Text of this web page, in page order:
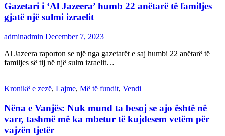
Gazetari i ‘Al Jazeera’ humb 22 anëtarë të familjes
gjatë një sulmi izraelit
adminadmin December 7, 2023
Al Jazeera raporton se një nga gazetarët e saj humbi 22 anëtarë të
familjes së tij në një sulm izraelit…
Kronikë e zezë, Lajme, Më të fundit, Vendi
Nëna e Vanjës: Nuk mund ta besoj se ajo është në
varr, tashmë më ka mbetur të kujdesem vetëm për
vajzën tjetër